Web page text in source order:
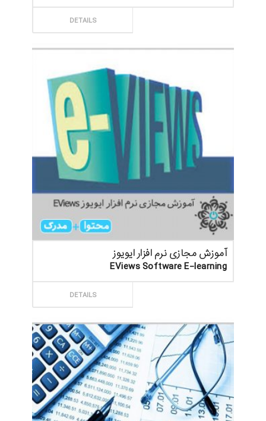
DETAILS
آموزش مجازی نرم افزار ایویوز
EViews Software E-learning
DETAILS